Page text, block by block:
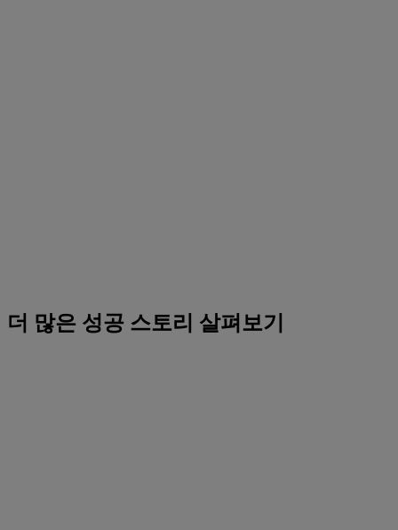
더 많은 성공 스토리 살펴보기